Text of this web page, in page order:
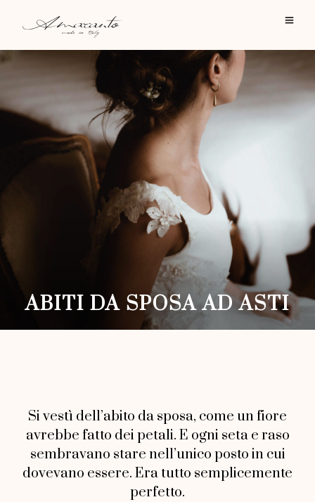
ABITI DA SPOSA AD ASTI
Si vestì dell’abito da sposa, come un fiore
avrebbe fatto dei petali. E ogni seta e raso
sembravano stare nell’unico posto in cui
dovevano essere. Era tutto semplicemente
perfetto.